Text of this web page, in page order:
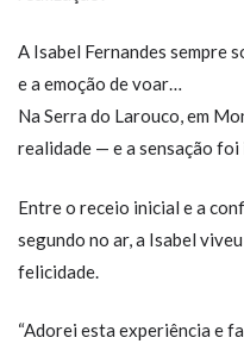
A Isabel Fernandes sempre
e a emoção de voar…
Na Serra do Larouco, em
realidade — e a sensação
Entre o receio inicial e a
segundo no ar, a Isabel
felicidade.
“Adorei esta experiência e